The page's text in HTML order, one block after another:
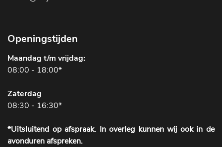
Openingstijden
Maandag t/m vrijdag:
08:00 - 18:00*
Zaterdag
08:30 - 16:30*
*Uitsluitend op afspraak. In overleg kunnen wij ook in de
avonduren afspreken.